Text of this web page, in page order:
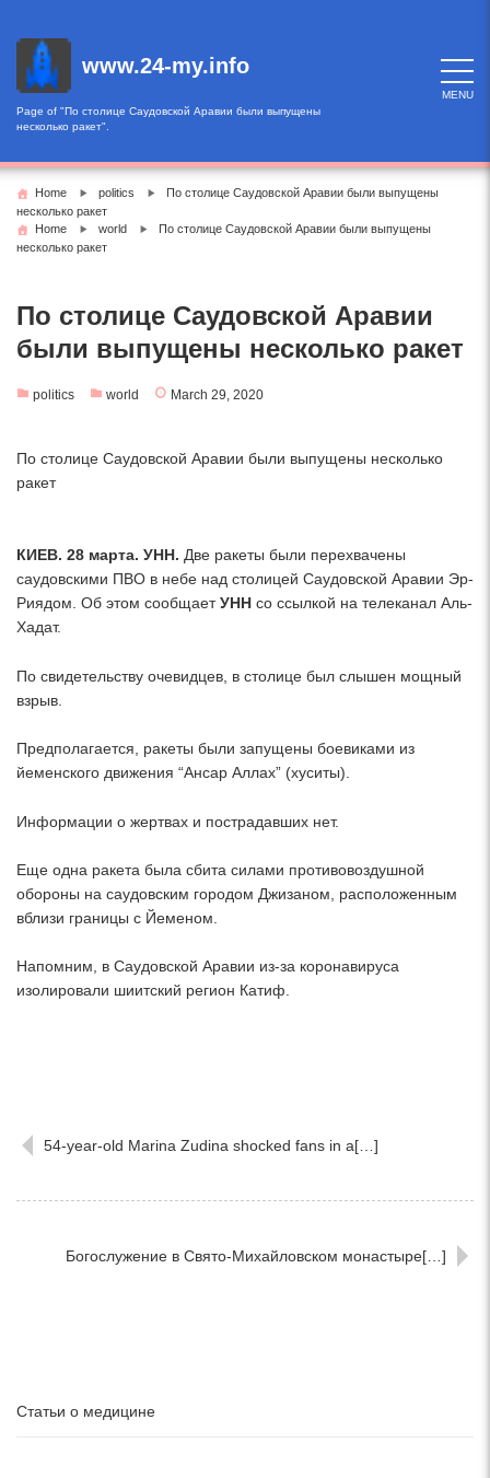
content
www.24-my.info
Page of "По столице Саудовской Аравии были выпущены
несколько ракет".
MENU
Home politics
По столице Саудовской Аравии были выпущены
несколько ракет
Home
world
По столице Саудовской Аравии были выпущены
несколько ракет
По столице Саудовской Аравии
были выпущены несколько ракет
politics world March 29, 2020
По столице Саудовской Аравии были выпущены несколько
ракет
КИЕВ. 28 марта. УНН. Две ракеты были перехвачены
саудовскими ПВО в небе над столицей Саудовской Аравии Эр-
Риядом. Об этом сообщаетУНН со ссылкой на телеканал Аль-
Хадат.
По свидетельству очевидцев, в столице был слышен мощный
взрыв.
Предполагается, ракеты были запущены боевиками из
йеменского движения “Ансар Аллах” (хуситы).
Информации о жертвах и пострадавших нет.
Еще одна ракета была сбита силами противовоздушной
обороны на саудовским городом Джизаном, расположенным
вблизи границы с Йеменом.
Напомним, в Саудовской Аравии из-за коронавируса
изолировали шиитский регион Катиф.
54-year-old Marina Zudina shocked fans in a[…]
Богослужение в Свято-Михайловском монастыре[…]
Статьи о медицине